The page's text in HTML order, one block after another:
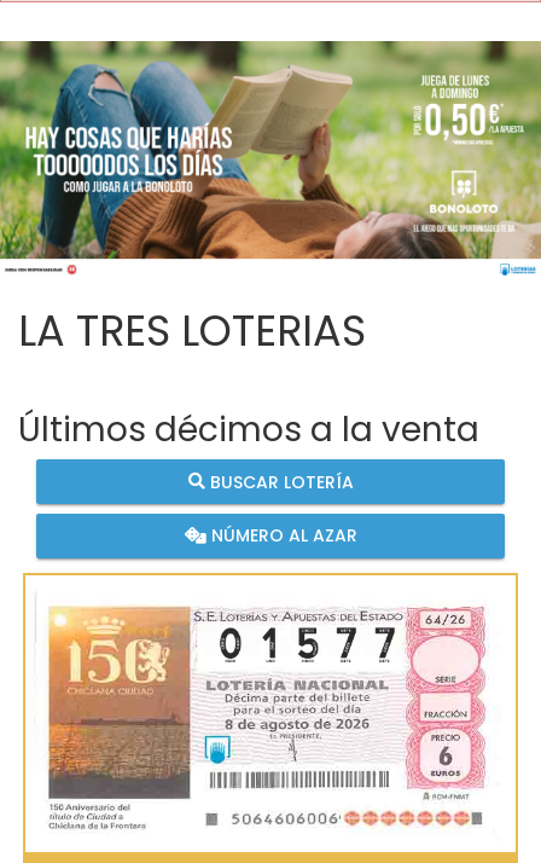
LA TRES LOTERIAS
Últimos décimos a la venta
BUSCAR LOTERÍA
NÚMERO AL AZAR